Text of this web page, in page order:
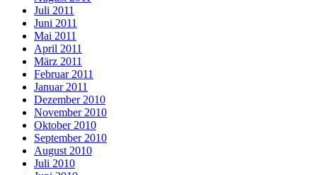
Juli 2011
Juni 2011
Mai 2011
April 2011
März 2011
Februar 2011
Januar 2011
Dezember 2010
November 2010
Oktober 2010
September 2010
August 2010
Juli 2010